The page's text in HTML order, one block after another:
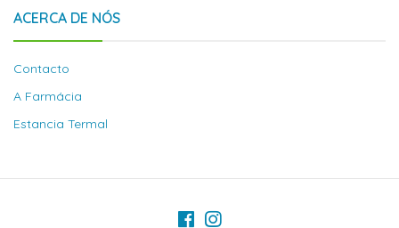
ACERCA DE NÓS
Contacto
A Farmácia
Estancia Termal